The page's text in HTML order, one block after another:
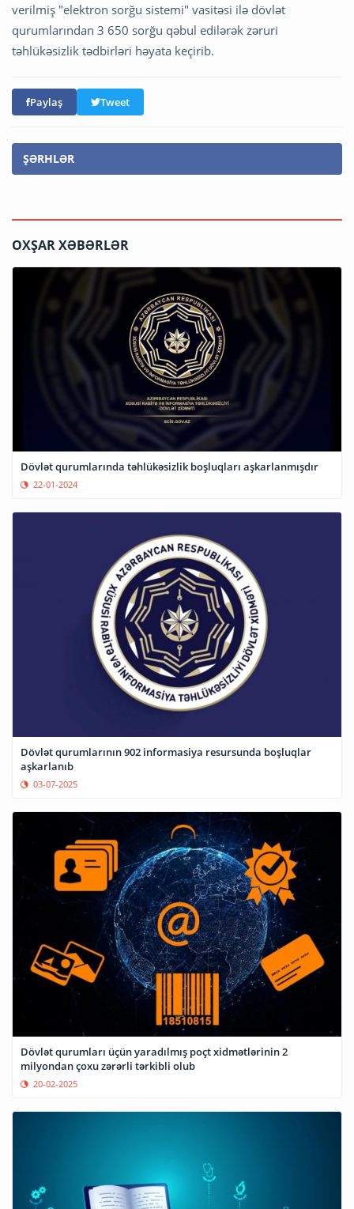
verilmiş "elektron sorğu sistemi" vasitəsi ilə dövlət
qurumlarından 3 650 sorğu qəbul edilərək zəruri
təhlükəsizlik tədbirləri həyata keçirib.
Paylaş Tweet
ŞƏRHLƏR
OXŞAR XƏBƏRLƏR
Dövlət qurumlarında təhlükəsizlik boşluqları aşkarlanmışdır
22-01-2024
Dövlət qurumlarının 902 informasiya resursunda boşluqlar
aşkarlanıb
03-07-2025
Dövlət qurumları üçün yaradılmış poçt xidmətlərinin 2
milyondan çoxu zərərli tərkibli olub
20-02-2025